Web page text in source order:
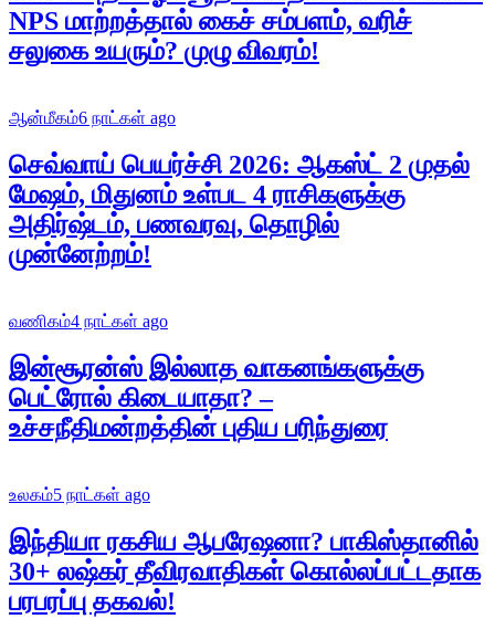
NPS மாற்றத்தால் கைச் சம்பளம், வரிச்
சலுகை உயரும்? முழு விவரம்!
ஆன்மீகம்6 நாட்கள் ago
செவ்வாய் பெயர்ச்சி 2026: ஆகஸ்ட் 2 முதல்
மேஷம், மிதுனம் உள்பட 4 ராசிகளுக்கு
அதிர்ஷ்டம், பணவரவு, தொழில்
முன்னேற்றம்!
வணிகம்4 நாட்கள் ago
இன்சூரன்ஸ் இல்லாத வாகனங்களுக்கு
பெட்ரோல் கிடையாதா? –
உச்சநீதிமன்றத்தின் புதிய பரிந்துரை
உலகம்5 நாட்கள் ago
இந்தியா ரகசிய ஆபரேஷனா? பாகிஸ்தானில்
30+ லஷ்கர் தீவிரவாதிகள் கொல்லப்பட்டதாக
பரபரப்பு தகவல்!